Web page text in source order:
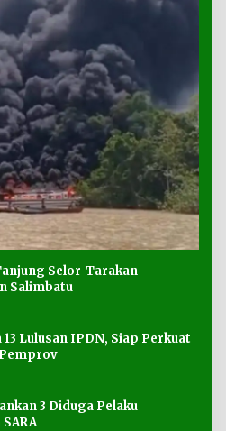
Selor-Tarakan
Salimbatu
Lulusan IPDN, Siap Perkuat
3 Diduga Pelaku